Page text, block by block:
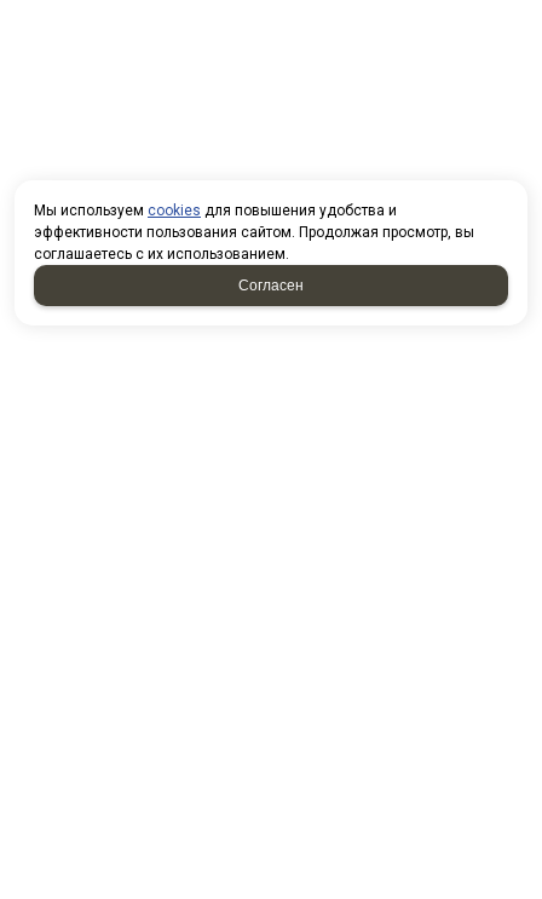
Мы используем cookies для повышения удобства и
эффективности пользования сайтом. Продолжая просмотр, вы
соглашаетесь с их использованием.
Согласен